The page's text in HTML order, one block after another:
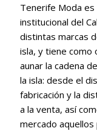
Tenerife Moda
institucional del
distintas marcas
isla, y tiene como
aunar la cadena
la isla: desde el
fabricación y la
a la venta, así
mercado